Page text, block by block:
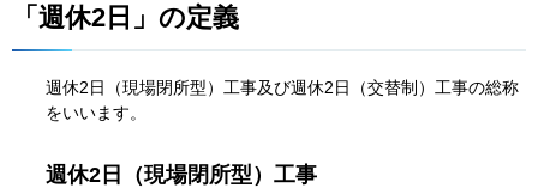
「週休2日」の定義
週休2日（現場閉所型）工事及び週休2日（交替制）工事の総称
をいいます。
週休2日（現場閉所型）工事